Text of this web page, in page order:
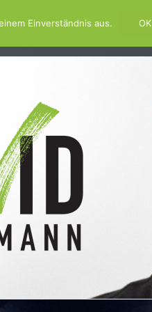
SCHWIMMBAD.PLATTFORM
Einverständnis aus. OK